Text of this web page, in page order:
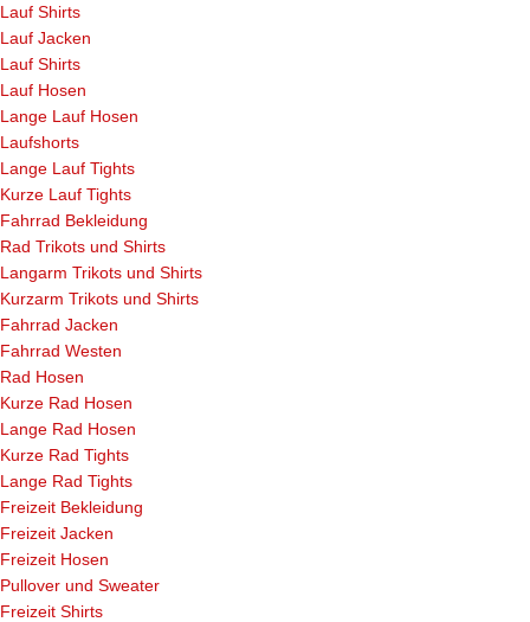
Lauf Shirts
Lauf Jacken
Lauf Shirts
Lauf Hosen
Lange Lauf Hosen
Laufshorts
Lange Lauf Tights
Kurze Lauf Tights
Fahrrad Bekleidung
Rad Trikots und Shirts
Langarm Trikots und Shirts
Kurzarm Trikots und Shirts
Fahrrad Jacken
Fahrrad Westen
Rad Hosen
Kurze Rad Hosen
Lange Rad Hosen
Kurze Rad Tights
Lange Rad Tights
Freizeit Bekleidung
Freizeit Jacken
Freizeit Hosen
Pullover und Sweater
Freizeit Shirts